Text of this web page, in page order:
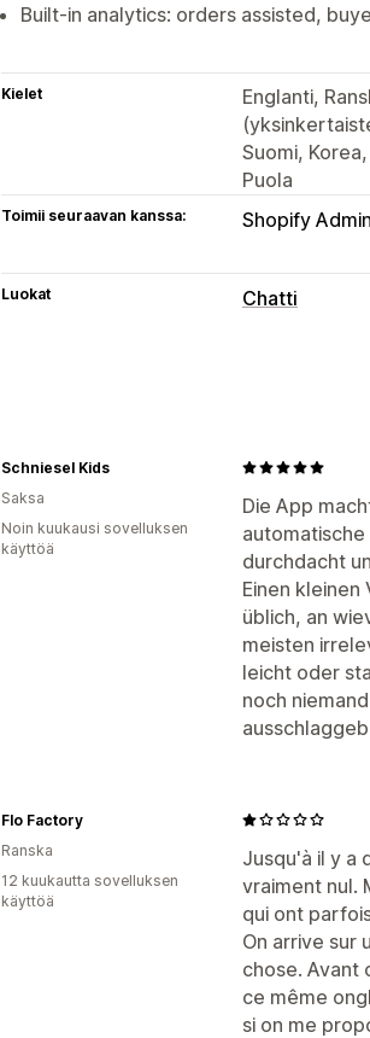
Built-in analytics: orders assisted,
Kielet
Englanti,
Suomi,
Puola
Toimii seuraavan kanssa: Shopify Admin
Luokat Chatti
Alennukset
Mukautukset
Väri ja fontti
Die App
durchdacht
Einen
üblich, an
meisten
leicht oder
noch
Schniesel Kids
Saksa
Noin kuukausi sovelluksen
käyttöä
Jusqu'à il y a
vraiment nul.
qui ont
On arrive sur
chose. Avant
ce même
si on me
Flo Factory
Ranska
12 kuukautta sovelluksen
käyttöä